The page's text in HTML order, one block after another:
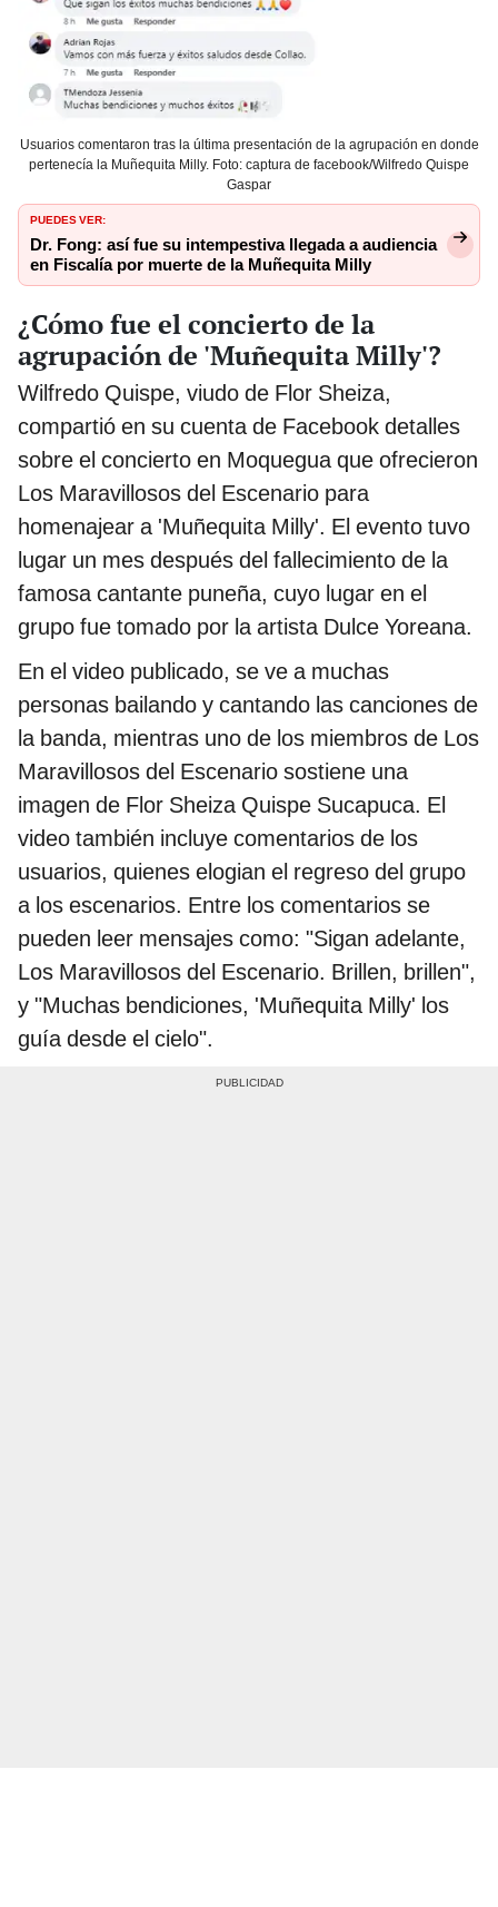
Usuarios comentaron tras la última presentación de la agrupación en donde
pertenecía la Muñequita Milly. Foto: captura de facebook/Wilfredo Quispe
Gaspar
PUEDES VER:
Dr. Fong: así fue su intempestiva llegada a audiencia
en Fiscalía por muerte de la Muñequita Milly
¿Cómo fue el concierto de la
agrupación de 'Muñequita Milly'?
Wilfredo Quispe, viudo de Flor Sheiza,
compartió en su cuenta de Facebook detalles
sobre el concierto en Moquegua que ofrecieron
Los Maravillosos del Escenario para
homenajear a 'Muñequita Milly'. El evento tuvo
lugar un mes después del fallecimiento de la
famosa cantante puneña, cuyo lugar en el
grupo fue tomado por la artista Dulce Yoreana.
En el video publicado, se ve a muchas
personas bailando y cantando las canciones de
la banda, mientras uno de los miembros de Los
Maravillosos del Escenario sostiene una
imagen de Flor Sheiza Quispe Sucapuca. El
video también incluye comentarios de los
usuarios, quienes elogian el regreso del grupo
a los escenarios. Entre los comentarios se
pueden leer mensajes como: "Sigan adelante,
Los Maravillosos del Escenario. Brillen, brillen",
y "Muchas bendiciones, 'Muñequita Milly' los
guía desde el cielo".